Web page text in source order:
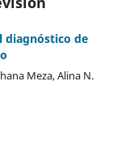
diagnóstico de
Meza, Alina N.